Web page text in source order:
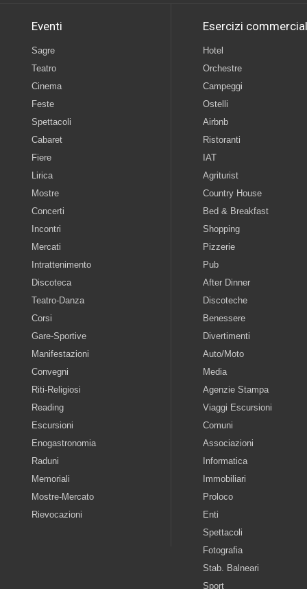
Eventi
Sagre
Teatro
Cinema
Feste
Spettacoli
Cabaret
Fiere
Lirica
Mostre
Concerti
Incontri
Mercati
Intrattenimento
Discoteca
Teatro-Danza
Corsi
Gare-Sportive
Manifestazioni
Convegni
Riti-Religiosi
Reading
Escursioni
Enogastronomia
Raduni
Memoriali
Mostre-Mercato
Rievocazioni
Esercizi
Hotel
Orchestre
Campeggi
Ostelli
Airbnb
Ristoranti
IAT
Agriturist
Country House
Bed & Breakfast
Shopping
Pizzerie
Pub
After Dinner
Discoteche
Benessere
Divertimenti
Auto/Moto
Media
Agenzie Stampa
Viaggi Escursioni
Comuni
Associazioni
Informatica
Immobiliari
Proloco
Enti
Spettacoli
Fotografia
Stab. Balneari
Sport